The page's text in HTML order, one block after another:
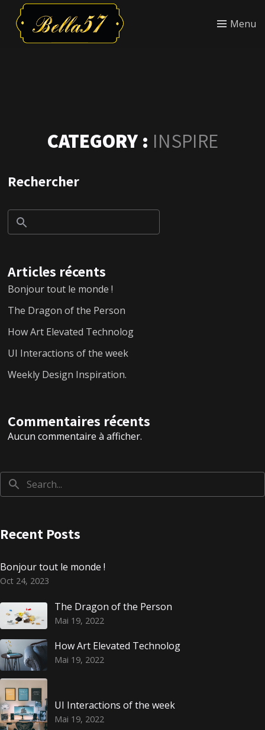
Menu
CATEGORY : INSPIRE
Rechercher
Articles récents
Bonjour tout le monde !
The Dragon of the Person
How Art Elevated Technolog
UI Interactions of the week
Weekly Design Inspiration.
Commentaires récents
Aucun commentaire à afficher.
Recent Posts
Bonjour tout le monde !
Oct 24, 2023
The Dragon of the Person
Mai 19, 2022
How Art Elevated Technolog
Mai 19, 2022
UI Interactions of the week
Mai 19, 2022